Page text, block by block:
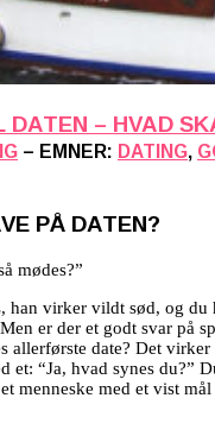
DATEN – HVAD
– EMNER: DATING,
PÅ DATEN?
mødes?”
han virker vildt sød, og du
er der et godt svar på
allerførste date? Det
et: “Ja, hvad synes du?”
menneske med et vist mål